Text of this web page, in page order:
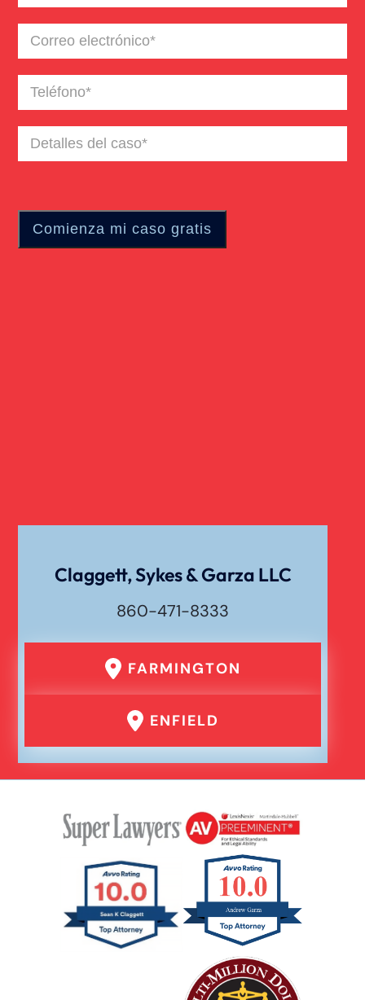
Correo
electrónico(Required)
Teléfono(Required)
Detalles
del
Claggett, Sykes & Garza LLC
860-471-8333
FARMINGTON
ENFIELD